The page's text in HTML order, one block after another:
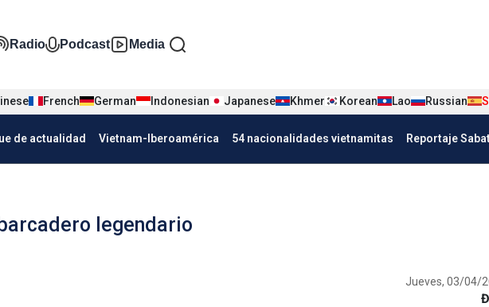
phương tiện tiếng Tây ban nha
Radio Podcast Media
French German Indonesian Japanese Khmer Korean Lao Russian
Tây Ban Nha
de actualidad Vietnam-Iberoamérica 54 nacionalidades vietnamitas Reportaje
nha
legendario
Jueves, 03/04/